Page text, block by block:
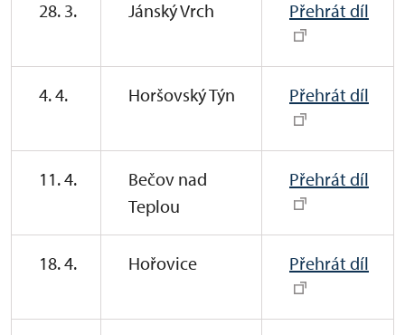
28. 3. Jánský Vrch Přehrát díl
4. 4. Horšovský Týn Přehrát díl
11. 4.
Bečov nad
Teplou
Přehrát díl
18. 4. Hořovice Přehrát díl